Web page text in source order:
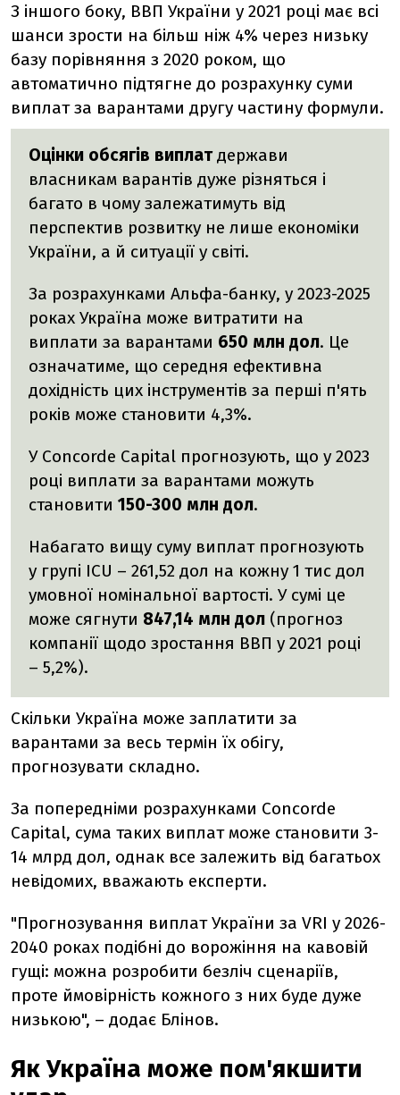
З іншого боку, ВВП України у 2021 році має всі
шанси зрости на більш ніж 4% через низьку
базу порівняння з 2020 роком, що
автоматично підтягне до розрахунку суми
виплат за варантами другу частину формули.
Оцінки обсягів виплатдержави
власникам варантів дуже різняться і
багато в чому залежатимуть від
перспектив розвитку не лише економіки
України, а й ситуації у світі.
За розрахунками Альфа-банку, у 2023-2025
роках Україна може витратити на
виплати за варантами 650 млн дол. Це
означатиме, що середня ефективна
дохідність цих інструментів за перші п'ять
років може становити 4,3%.
У Concorde Capital прогнозують, що у 2023
році виплати за варантами можуть
становити 150-300 млн дол.
Набагато вищу суму виплат прогнозують
у групі ICU – 261,52 дол на кожну 1 тис дол
умовної номінальної вартості. У сумі це
може сягнути 847,14 млн дол (прогноз
компанії щодо зростання ВВП у 2021 році
– 5,2%).
Скільки Україна може заплатити за
варантами за весь термін їх обігу,
прогнозувати складно.
За попередніми розрахунками Concorde
Capital, сума таких виплат може становити 3-
14 млрд дол, однак все залежить від багатьох
невідомих, вважають експерти.
"Прогнозування виплат України за VRI у 2026-
2040 роках подібні до ворожіння на кавовій
гущі: можна розробити безліч сценаріїв,
проте ймовірність кожного з них буде дуже
низькою", – додає Блінов.
Як Україна може пом'якшити